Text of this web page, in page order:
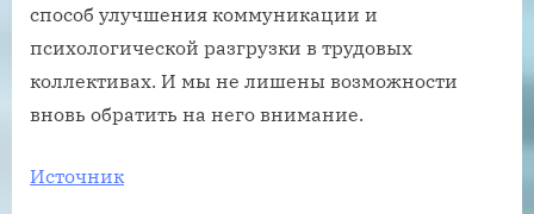
способ улучшения коммуникации и
психологической разгрузки в трудовых
коллективах. И мы не лишены возможности
вновь обратить на него внимание.
Источник